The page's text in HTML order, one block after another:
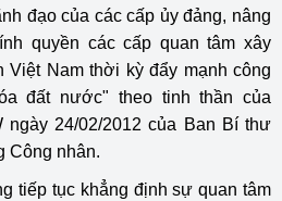
đạo của các cấp ủy đảng, nâng
quyền các cấp quan tâm xây
Việt Nam thời kỳ đẩy mạnh công
đất nước" theo tinh thần của
ngày 24/02/2012 của Ban Bí thư
Công nhân.
tiếp tục khẳng định sự quan tâm